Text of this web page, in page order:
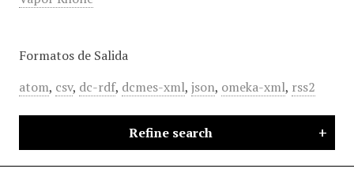
Formatos de Salida
atom, csv, dc-rdf, dcmes-xml, json, omeka-xml, rss2
Refine search